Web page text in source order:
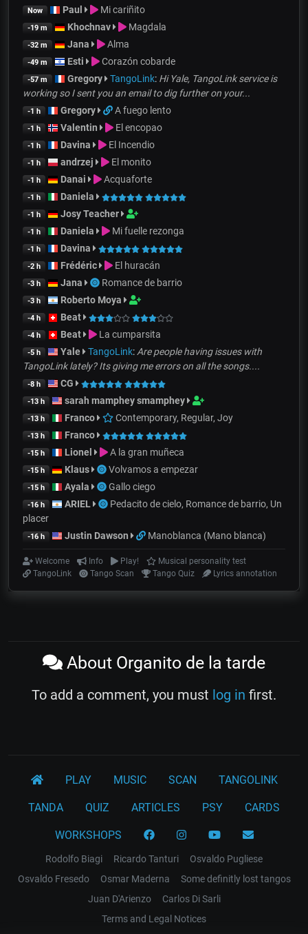
Now Paul Mi cariñito
-19 m Khochnav Magdala
-32 m Jana Alma
-49 m Esti Corazón cobarde
-57 m Gregory TangoLink: Hi Yale, TangoLink service is
working so I sent you an email to dig further on your...
-1 h Gregory A fuego lento
-1 h Valentin El encopao
-1 h Davina El Incendio
-1 h andrzej El monito
-1 h Danai Acquaforte
-1 h Daniela
-1 h Josy Teacher
-1 h Daniela Mi fuelle rezonga
-1 h Davina
-2 h Frédéric El huracán
-3 h Jana Romance de barrio
-3 h Roberto Moya
-4 h Beat
-4 h Beat La cumparsita
-5 h Yale TangoLink:Are people having issues with
TangoLink lately? Its giving me errors on all the songs....
-8 h CG
-13 h sarah mamphey smamphey
-13 h Franco Contemporary, Regular, Joy
-13 h Franco
-15 h Lionel A la gran muñeca
-15 h Klaus Volvamos a empezar
-15 h Ayala Gallo ciego
-16 h ARIEL
Pedacito de cielo, Romance de barrio, Un
placer
-16 h Justin Dawson Manoblanca (Mano blanca)
Welcome Info Play!
Musical personality test
TangoLink
Tango Scan Tango Quiz Lyrics annotation
About Organito de la tarde
To add a comment, you must log in first.
PLAY MUSIC SCAN TANGOLINK
TANDA QUIZ ARTICLES PSY CARDS
WORKSHOPS
Rodolfo Biagi Ricardo Tanturi
Osvaldo Pugliese
Osvaldo Fresedo
Osmar Maderna
Some definitly lost tangos
Juan D'Arienzo
Carlos Di Sarli
Terms and Legal Notices